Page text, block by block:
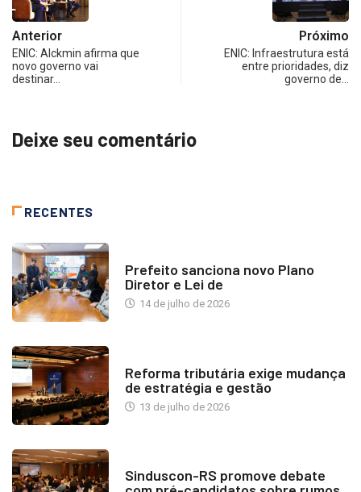
Anterior
ENIC: Alckmin afirma que
novo governo vai
destinar…
Próximo
ENIC: Infraestrutura está
entre prioridades, diz
governo de…
Deixe seu comentário
RECENTES
Prefeito sanciona novo Plano
Diretor e Lei de
14 de julho de 2026
Reforma tributária exige mudança
de estratégia e gestão
13 de julho de 2026
Sinduscon-RS promove debate